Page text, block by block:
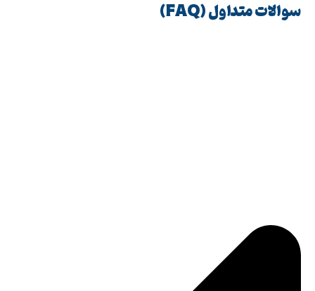
سوالات متداول (FAQ)